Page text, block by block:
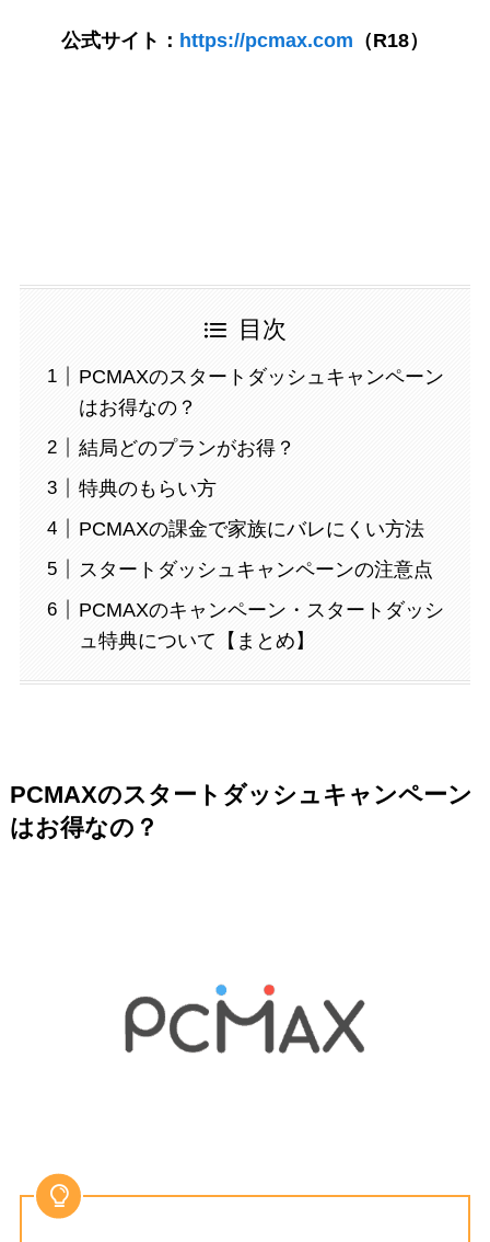
公式サイト： https://pcmax.com （R18）
目次
PCMAXのスタートダッシュキャンペーン
はお得なの？
結局どのプランがお得？
特典のもらい方
PCMAXの課金で家族にバレにくい方法
スタートダッシュキャンペーンの注意点
PCMAXのキャンペーン・スタートダッシ
ュ特典について【まとめ】
PCMAXのスタートダッシュキャンペーン
はお得なの？